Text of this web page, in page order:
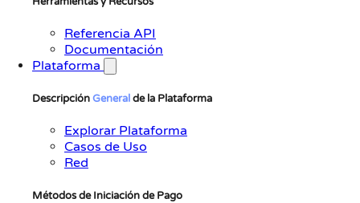
Referencia API
Documentación
Plataforma
DescripciónGeneralde la Plataforma
Explorar Plataforma
Casos de Uso
Red
Métodos de Iniciación de Pago